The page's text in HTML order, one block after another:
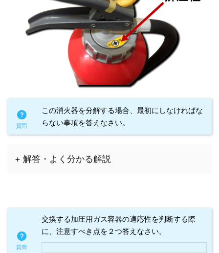
この消火器を分解する場合、最初にしなければな
らない事項を答えなさい。
+ 解答・よく分かる解説
交換する加圧用ガス容器の適応性を判断する際
に、注意すべき点を２つ答えなさい。